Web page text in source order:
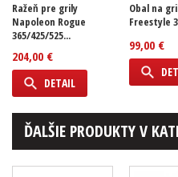
Ražeň pre grily
Napoleon Rogue
365/425/525...
204,00 €
DETAIL
Obal na
Freestyle
99,00 €
ĎALŠIE PRODUKTY V